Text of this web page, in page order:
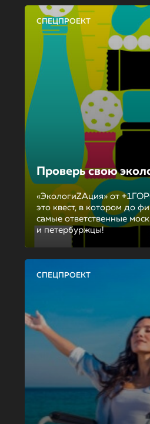
СПЕЦПРОЕКТ
Проверь свою
«ЭкологиZAция» от
это квест, в котором до
самые ответственные
и петербуржцы!
СПЕЦПРОЕКТ